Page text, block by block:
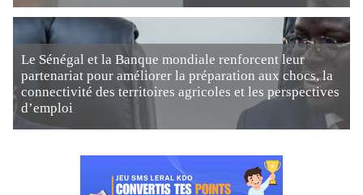
Le Sénégal et la Banque mondiale renforcent leur
partenariat pour améliorer la préparation aux chocs, la
connectivité des territoires agricoles et les perspectives
d’emploi